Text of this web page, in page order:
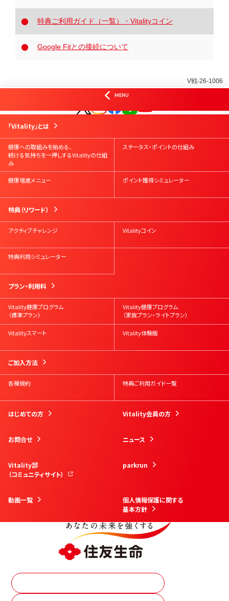
特典ご利⽤ガイド（⼀覧）・Vitalityコイン
Google Fitとの接続について
V戦-26-1006
MENU
はじめての方
オフィシャルSNS
「Vitality」とは
健康への取組みを始める、
続ける気持ちを一押しするVitalityの仕組
み
ステータス・ポイントの仕組み
健康増進メニュー ポイント獲得シミュレーター
特典（リワード）
アクティブチャレンジ Vitalityコイン
特典利用シミュレーター
プラン・利用料
Vitality健康プログラム
（標準プラン）
Vitality健康プログラム
（家族プラン・ライトプラン）
Vitalityスマート Vitality体験版
ご加入方法
各種規約 特典ご利用ガイド一覧
はじめての方 Vitality会員の方
お問合せ ニュース
Vitality部
（コミュニティサイト）
parkrun
動画一覧
個人情報保護に関する
基本方針